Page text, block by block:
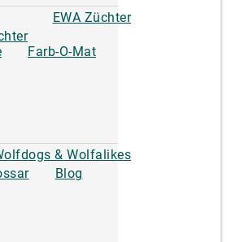
EWA Züchter
Farb-O-Mat
& Wolfalikes
Blog